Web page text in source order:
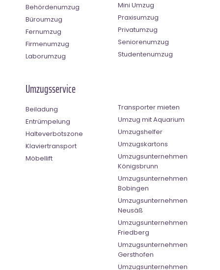
Behördenumzug
Büroumzug
Fernumzug
Firmenumzug
Laborumzug
Mini Umzug
Praxisumzug
Privatumzug
Seniorenumzug
Studentenumzug
Umzugsservice
Beiladung
Entrümpelung
Halteverbotszone
Klaviertransport
Möbellift
Transporter mieten
Umzug mit Aquarium
Umzugshelfer
Umzugskartons
Umzugsunternehmen
Königsbrunn
Umzugsunternehmen
Bobingen
Umzugsunternehmen
Neusäß
Umzugsunternehmen
Friedberg
Umzugsunternehmen
Gersthofen
Umzugsunternehmen